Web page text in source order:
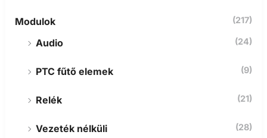
Modulok (217)
Audio (24)
PTC fűtő elemek (9)
Relék (21)
Vezeték nélküli (28)